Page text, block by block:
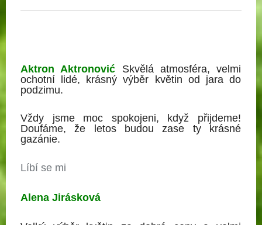
Aktron Aktronović Skvělá atmosféra, velmi
ochotní lidé, krásný výběr květin od jara do
podzimu.
Vždy jsme moc spokojeni, když přijdeme!
Doufáme, že letos budou zase ty krásné
gazánie.
Líbí se mi
Alena Jirásková